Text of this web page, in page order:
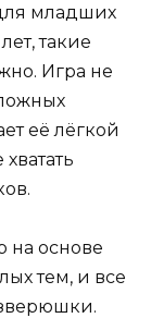
младших
такие
Игра не
её лёгкой
на основе
тем, и все